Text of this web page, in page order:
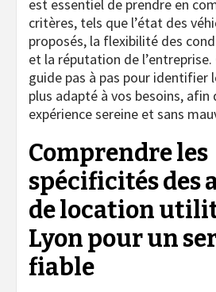
est essentiel de prendre en
critères, tels que l’état des
proposés, la flexibilité des
et la réputation de
guide pas à pas pour identifier
plus adapté à vos besoins, afin
expérience sereine et sans
Comprendre les
spécificités des
de location
Lyon pour un
fiable